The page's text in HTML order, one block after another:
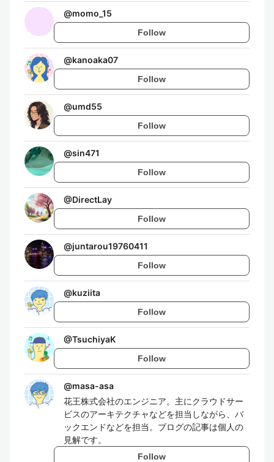
@momo_15
Follow
@kanoaka07
Follow
@umd55
Follow
@sin471
Follow
@DirectLay
Follow
@juntarou19760411
Follow
@kuziita
Follow
@TsuchiyaK
Follow
@masa-asa
花王株式会社のエンジニア。主にクラウドサー
ビスのアーキテクチャなどを担当しながら、バ
ックエンドなどを担当。ブログの記事は個人の
見解です。
Follow